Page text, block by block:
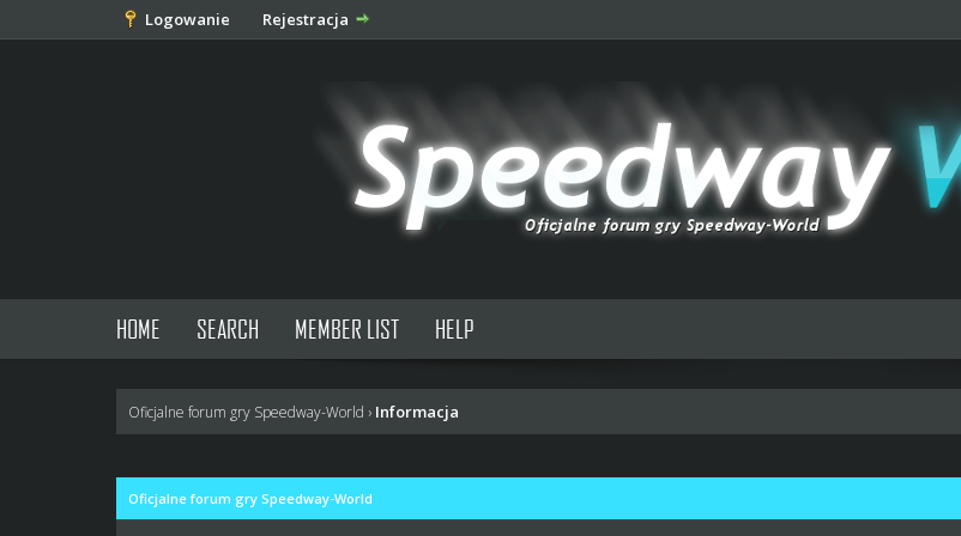
Logowanie Rejestracja
HOME SEARCH MEMBER LIST HELP
Oficjalne forum gry Speedway-World › Informacja
Oficjalne forum gry Speedway-World